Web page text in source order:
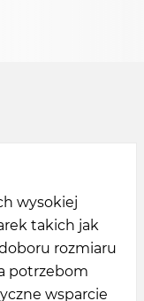
wysokiej
takich jak
rozmiaru
potrzebom
wsparcie